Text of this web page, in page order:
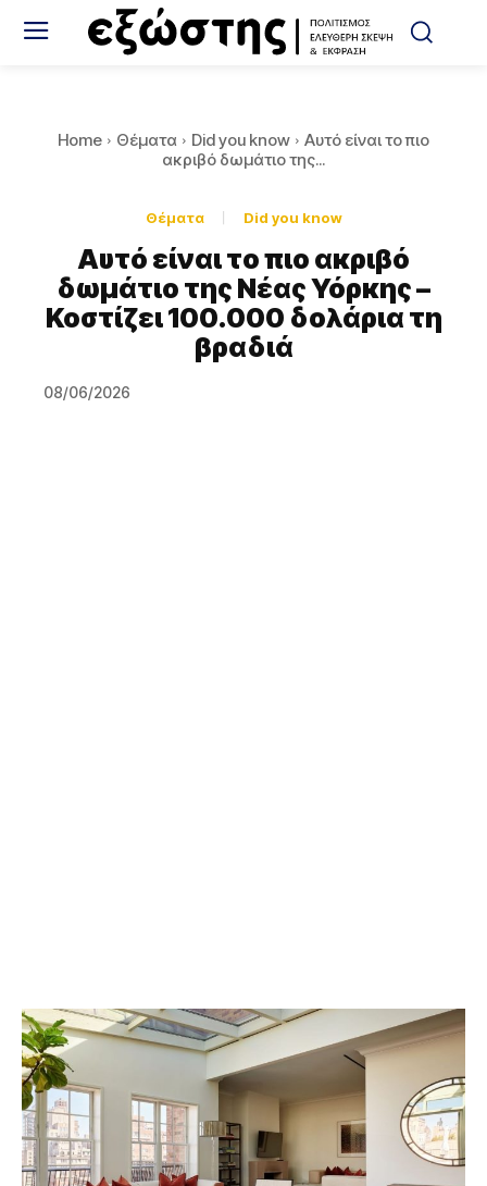
Home Θέματα Did you know
Aυτό είναι το πιο
ακριβό δωμάτιο της...
Θέματα Did you know
Aυτό είναι το πιο ακριβό
δωμάτιο της Νέας Υόρκης –
Κοστίζει 100.000 δολάρια τη
βραδιά
08/06/2026